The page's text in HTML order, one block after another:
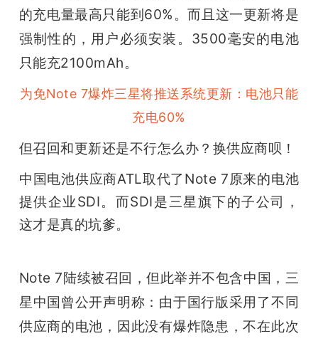
的充电量最高只能到60%。而且 这一更新将是
强制性的，用户必须安装。3500毫安的电池
只能充2100mAh。
为免Note 7爆炸三星将推送系统更新：电池只能
充电60%
但召回和更新还是不行怎么办？ 换供应商呗！
中国电池供应商ATL取代了Note 7原来的电池
提供企业SDI。而SDI是三星旗下的子公司，
这才是真的坑爹。
Note 7陆续被召回，但此举并不包含中国， 三
星中国曾公开声明称：由于国行版采用了不同
供应商的电池，因此没有爆炸隐患，不在此次